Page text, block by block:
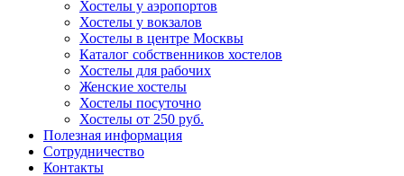
Хостелы у аэропортов
Хостелы у вокзалов
Хостелы в центре Москвы
Каталог собственников хостелов
Хостелы для рабочих
Женские хостелы
Хостелы посуточно
Хостелы от 250 руб.
Полезная информация
Сотрудничество
Контакты